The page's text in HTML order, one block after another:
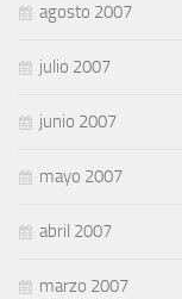
agosto 2007
julio 2007
junio 2007
mayo 2007
abril 2007
marzo 2007